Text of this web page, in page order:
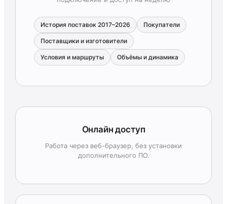
История поставок 2017–2026 Покупатели
Поставщики и изготовители
Условия и маршруты Объёмы и динамика
Онлайн доступ
Работа через веб-браузер, без установки
дополнительного ПО.